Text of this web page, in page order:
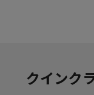
クインク